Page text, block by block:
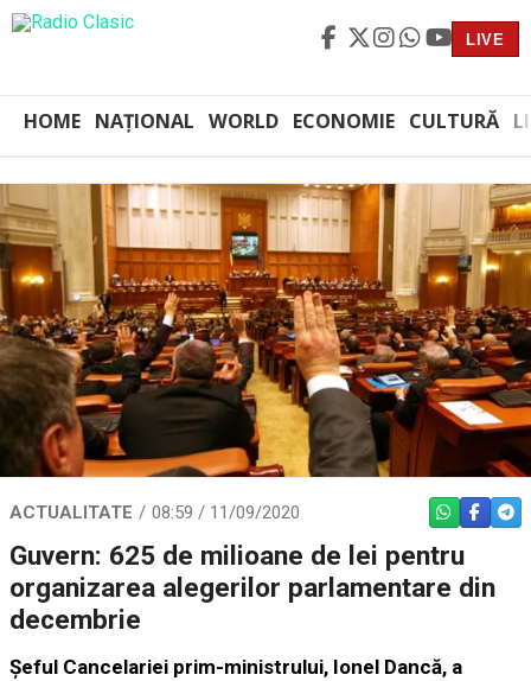
LIVE
HOME NAȚIONAL WORLD ECONOMIE CULTURĂ
ACTUALITATE 08:59 / 11/09/2020 WHATSAPP
Guvern: 625 de milioane de lei pentru
organizarea alegerilor parlamentare din
decembrie
Şeful Cancelariei prim-ministrului, Ionel Dancă, a